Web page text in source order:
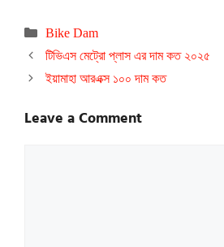
Categories
Bike Dam
টিভিএস মেট্রো প্লাস এর দাম কত ২০২৫
ইয়ামাহা আরএক্স ১০০ দাম কত
Leave a Comment